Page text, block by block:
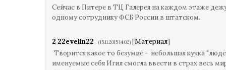
Сейчас в Питере в ТЦ Галерея на каждом этаже
одному сотруднику ФСБ России в штатском.
2 22evelin22 (15.11.2015 14:02) [Материал]
Творится какое то безумие - небольшая кучка
именуемые себя Игил смогла ввести в страх весь